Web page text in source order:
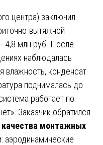
центра) заключил
вытяжной
4,8 млн руб. После
наблюдалась
влажность, конденсат
поднималась до
работает по
Заказчик обратился
качества монтажных
аэродинамические